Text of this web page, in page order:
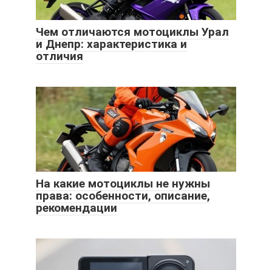
Чем отличаются мотоциклы Урал
и Днепр: характеристика и
отличия
На какие мотоциклы не нужны
права: особенности, описание,
рекомендации